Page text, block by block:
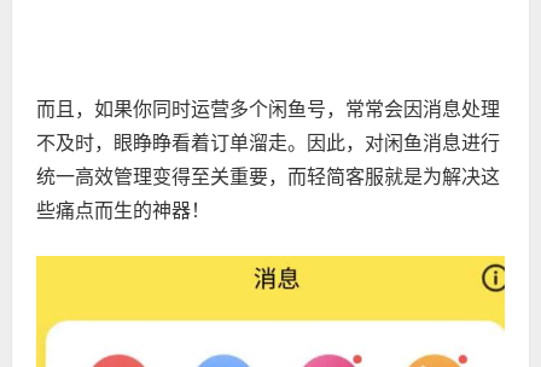
而且，如果你同时运营多个闲鱼号，常常会因消息处理
不及时，眼睁睁看着订单溜走。因此，对闲鱼消息进行
统一高效管理变得至关重要，而轻简客服就是为解决这
些痛点而生的神器！